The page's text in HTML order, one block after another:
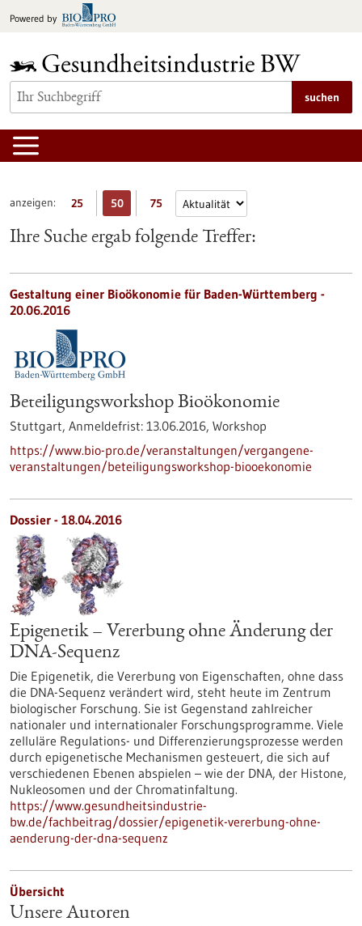
Inhalt
Powered by
suchen
anzeigen: 25 50 75
Ihre Suche ergab folgende Treffer:
Gestaltung einer Bioökonomie für Baden-Württemberg -
20.06.2016
Beteiligungsworkshop Bioökonomie
Stuttgart, Anmeldefrist: 13.06.2016, Workshop
https://www.bio-pro.de/veranstaltungen/vergangene-
veranstaltungen/beteiligungsworkshop-biooekonomie
Dossier - 18.04.2016
Epigenetik – Vererbung ohne Änderung der
DNA-Sequenz
Die Epigenetik, die Vererbung von Eigenschaften, ohne dass
die DNA-Sequenz verändert wird, steht heute im Zentrum
biologischer Forschung. Sie ist Gegenstand zahlreicher
nationaler und internationaler Forschungsprogramme. Viele
zelluläre Regulations- und Differenzierungsprozesse werden
durch epigenetische Mechanismen gesteuert, die sich auf
verschiedenen Ebenen abspielen – wie der DNA, der Histone,
Nukleosomen und der Chromatinfaltung.
https://www.gesundheitsindustrie-
bw.de/fachbeitrag/dossier/epigenetik-vererbung-ohne-
aenderung-der-dna-sequenz
Übersicht
Unsere Autoren